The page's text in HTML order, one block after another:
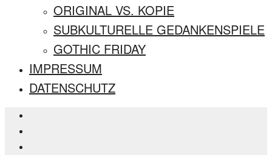
ORIGINAL VS. KOPIE
SUBKULTURELLE GEDANKENSPIELE
GOTHIC FRIDAY
IMPRESSUM
DATENSCHUTZ